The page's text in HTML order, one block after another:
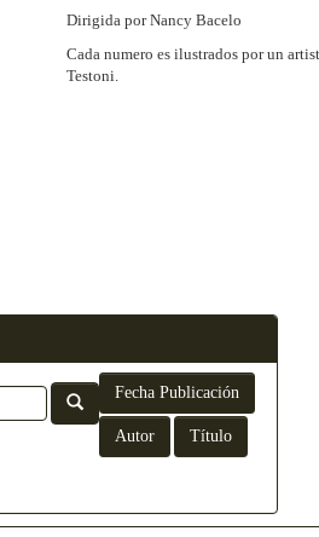
Dirigida por Nancy Bacelo
Cada numero es ilustrados por un
Testoni.